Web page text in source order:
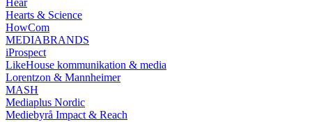
Hear
Hearts & Science
HowCom
MEDIABRANDS
iProspect
LikeHouse kommunikation & media
Lorentzon & Mannheimer
MASH
Mediaplus Nordic
Mediebyrå Impact & Reach